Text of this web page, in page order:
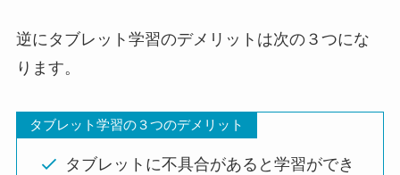
逆にタブレット学習のデメリットは次の３つにな
ります。
タブレット学習の３つのデメリット
タブレットに不具合があると学習ができ